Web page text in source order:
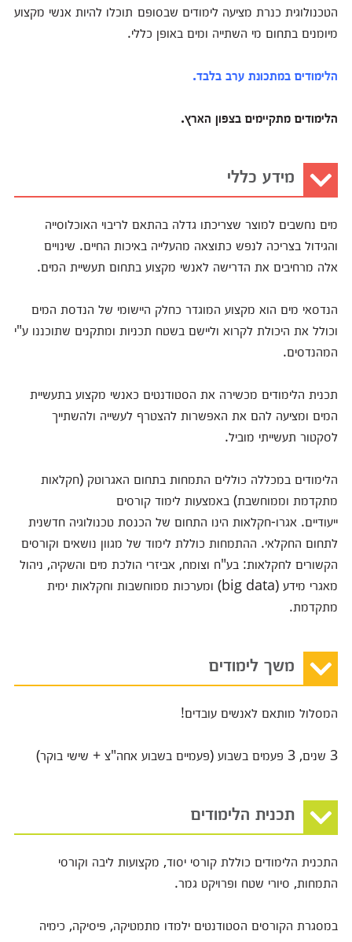
הטכנולוגית כנרת מציעה לימודים שבסופם תוכלו להיות אנשי מקצוע
מיומנים בתחום מי השתייה ומים באופן כללי.
הלימודים במתכונת ערב בלבד.
הלימודים מתקיימים בצפון הארץ.
מידע כללי
מים נחשבים למוצר שצריכתו גדלה בהתאם לריבוי האוכלוסייה
והגידול בצריכה לנפש כתוצאה מהעלייה באיכות החיים. שינויים
אלה מרחיבים את הדרישה לאנשי מקצוע בתחום תעשיית המים.
הנדסאי מים הוא מקצוע המוגדר כחלק היישומי של הנדסת המים
וכולל את היכולת לקרוא וליישם בשטח תכניות ומתקנים שתוכננו ע"י
המהנדסים.
תכנית הלימודים מכשירה את הסטודנטים כאנשי מקצוע בתעשיית
המים ומציעה להם את האפשרות להצטרף לעשייה ולהשתייך
לסקטור תעשייתי מוביל.
הלימודים במכללה כוללים התמחות בתחום האגרוטק (חקלאות
מתקדמת וממוחשבת) באמצעות לימוד קורסים
ייעודיים. אגרו-חקלאות הינו התחום של הכנסת טכנולוגיה חדשנית
לתחום החקלאי. ההתמחות כוללת לימוד של מגוון נושאים וקורסים
הקשורים לחקלאות: בע"ח וצומח, אביזרי הולכת מים והשקיה, ניהול
מאגרי מידע (big data) ומערכות ממוחשבות וחקלאות ימית
מתקדמת.
משך לימודים
המסלול מותאם לאנשים עובדים!
3 שנים, 3 פעמים בשבוע (פעמיים בשבוע אחה"צ + שישי בוקר)
תכנית הלימודים
התכנית הלימודים כוללת קורסי יסוד, מקצועות ליבה וקורסי
התמחות, סיורי שטח ופרויקט גמר.
במסגרת הקורסים הסטודנטים ילמדו מתמטיקה, פיסיקה, כימיה